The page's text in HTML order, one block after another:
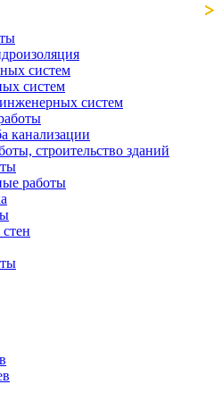
систем
систем
систем
канализации
строительство зданий
работы